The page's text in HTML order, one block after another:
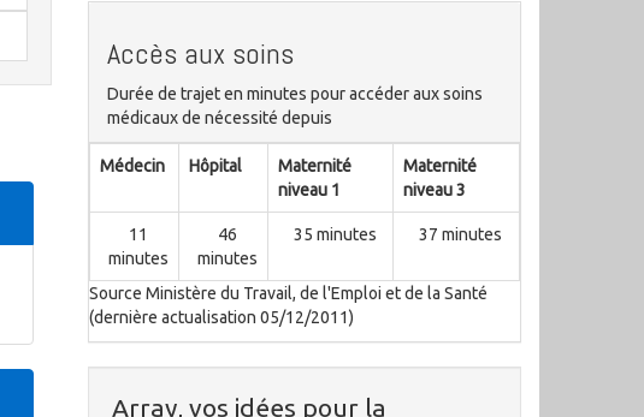
Accès aux soins
Durée de trajet en minutes pour accéder aux soins
médicaux de nécessité depuis
Médecin Hôpital
Maternité
niveau 1
Maternité
niveau 3
11
minutes
46
minutes
35 minutes 37 minutes
Source Ministère du Travail, de l'Emploi et de la Santé
(dernière actualisation 05/12/2011)
Array, vos idées pour la